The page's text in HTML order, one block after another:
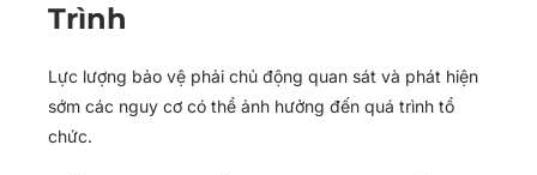
Trình
Lực lượng bảo vệ phải chủ động quan sát và phát hiện
sớm các nguy cơ có thể ảnh hưởng đến quá trình tổ
chức.